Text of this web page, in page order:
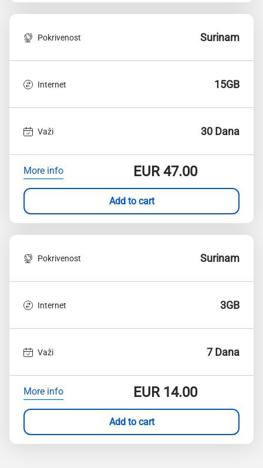
Pokrivenost Surinam
Internet 15GB
Važi 30 Dana
More info EUR47.00
Add to cart
Pokrivenost Surinam
Internet 3GB
Važi 7 Dana
More info EUR14.00
Add to cart